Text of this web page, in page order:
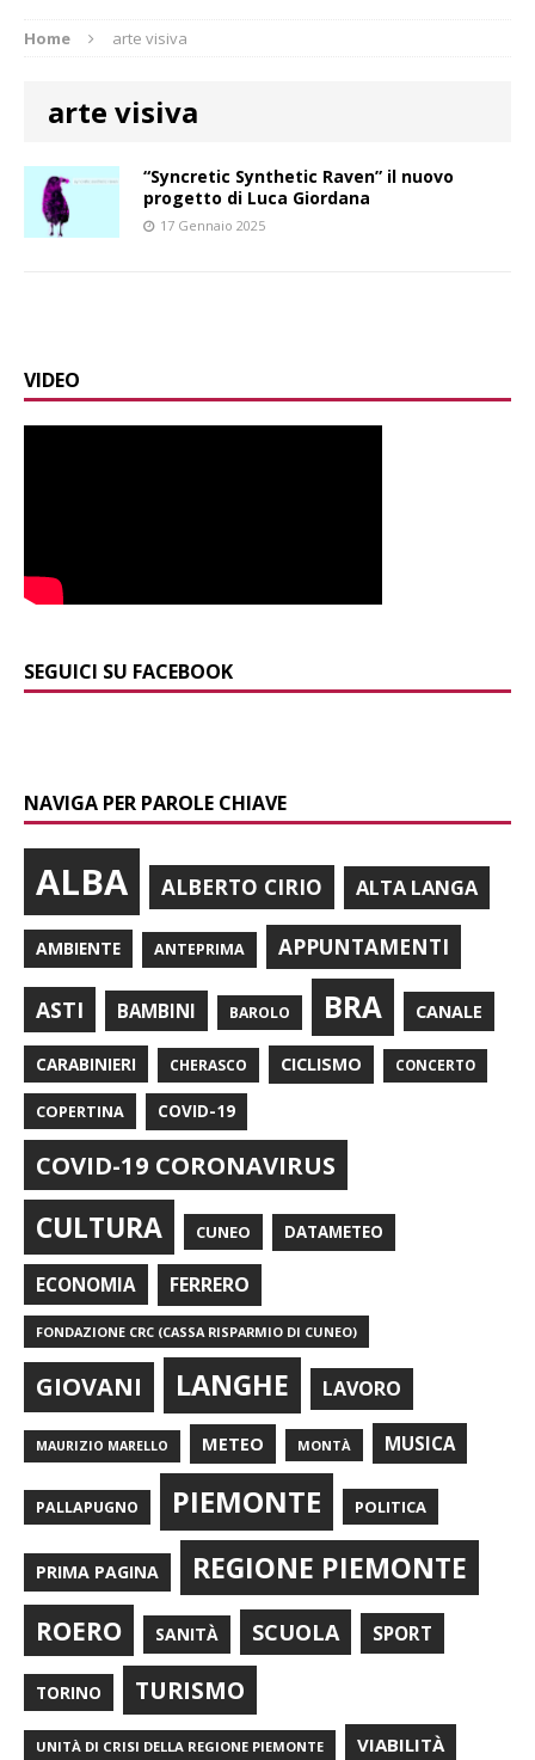
Home arte visiva
arte visiva
“Syncretic Synthetic Raven” il nuovo
progetto di Luca Giordana
17 Gennaio 2025
VIDEO
SEGUICI SU FACEBOOK
NAVIGA PER PAROLE CHIAVE
ALBA ALBERTO CIRIO ALTA LANGA
AMBIENTE ANTEPRIMA APPUNTAMENTI
ASTI BAMBINI BAROLO BRA CANALE
CARABINIERI CHERASCO CICLISMO CONCERTO
COPERTINA COVID-19
COVID-19 CORONAVIRUS
CULTURA CUNEO DATAMETEO
ECONOMIA FERRERO
FONDAZIONE CRC (CASSA RISPARMIO DI CUNEO)
GIOVANI LANGHE LAVORO
MAURIZIO MARELLO METEO MONTÀ MUSICA
PALLAPUGNO PIEMONTE POLITICA
PRIMA PAGINA REGIONE PIEMONTE
ROERO SANITÀ SCUOLA SPORT
TORINO TURISMO
UNITÀ DI CRISI DELLA REGIONE PIEMONTE VIABILITÀ